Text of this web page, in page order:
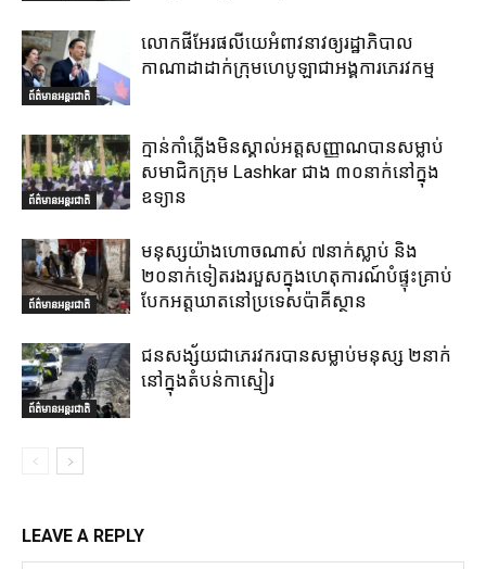
ព័ត៌មានអន្តរជាតិ
លោកផីអែរផលីយេអំពាវនាវឲ្យរដ្ឋាភិបាល
កាណាដាដាក់ក្រុមហេបូឡាជាអង្គការភេរវកម្ម
ព័ត៌មានអន្តរជាតិ
ក្មាន់កាំភ្លើងមិនស្គាល់អត្តសញ្ញាណបានសម្លាប់
សមាជិកក្រុម Lashkar ជាង ៣០នាក់នៅក្នុង
ឧទ្យាន
ព័ត៌មានអន្តរជាតិ
មនុស្សយ៉ាងហោចណាស់ ៧នាក់ស្លាប់ និង
២០នាក់ទៀតរងរបួសក្នុងហេតុការណ៍បំផ្ទុះគ្រាប់
បែកអត្តឃាតនៅប្រទេសប៉ាគីស្ថាន
ព័ត៌មានអន្តរជាតិ
ជនសង្ស័យជាភេរវករបានសម្លាប់មនុស្ស ២នាក់
នៅក្នុងតំបន់កាស្មៀរ
LEAVE A REPLY